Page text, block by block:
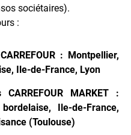
sociétaires).
:
: Montpellier,
Ile-de-France, Lyon
MARKET :
Ile-de-France,
(Toulouse)